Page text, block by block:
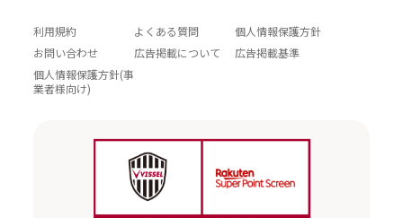
利用規約 よくある質問
個人情報保護方針
お問い合わせ
広告掲載について
広告掲載基準
個人情報保護方針(事
業者様向け)